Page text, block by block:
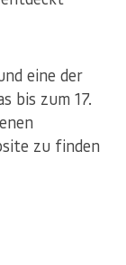
eine der
bis zum 17.
zu finden